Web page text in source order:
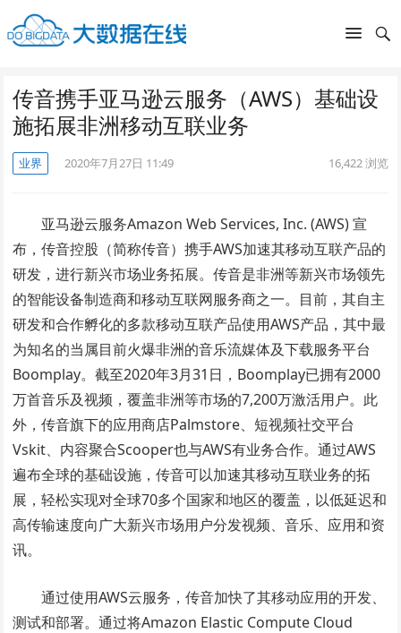
传音携手亚马逊云服务（AWS）基础设
施拓展非洲移动互联业务
业界 2020年7月27日 11:49 16,422浏览
亚马逊云服务Amazon Web Services, Inc. (AWS) 宣
布，传音控股（简称传音）携手AWS加速其移动互联产品的
研发，进行新兴市场业务拓展。传音是非洲等新兴市场领先
的智能设备制造商和移动互联网服务商之一。目前，其自主
研发和合作孵化的多款移动互联产品使用AWS产品，其中最
为知名的当属目前火爆非洲的音乐流媒体及下载服务平台
Boomplay。截至2020年3月31日，Boomplay已拥有2000
万首音乐及视频，覆盖非洲等市场的7,200万激活⽤户。此
外，传音旗下的应用商店Palmstore、短视频社交平台
Vskit、内容聚合Scooper也与AWS有业务合作。通过AWS
遍布全球的基础设施，传音可以加速其移动互联业务的拓
展，轻松实现对全球70多个国家和地区的覆盖，以低延迟和
高传输速度向广大新兴市场用户分发视频、音乐、应用和资
讯。
通过使用AWS云服务，传音加快了其移动应用的开发、
测试和部署。通过将Amazon Elastic Compute Cloud